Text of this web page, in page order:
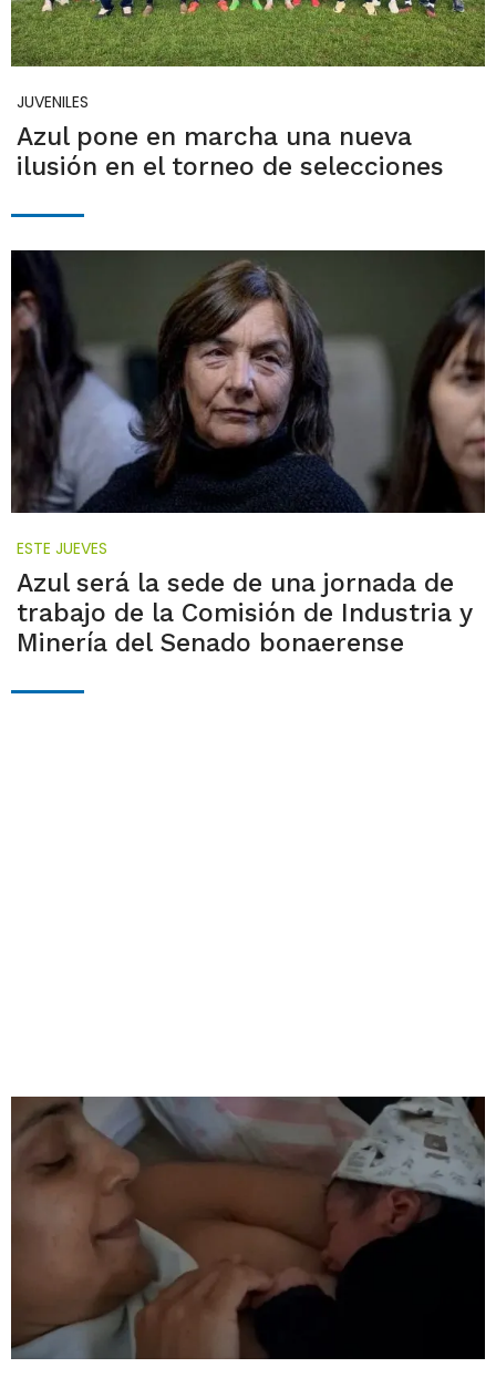
JUVENILES
Azul pone en marcha una nueva
ilusión en el torneo de selecciones
ESTE JUEVES
Azul será la sede de una jornada de
trabajo de la Comisión de Industria y
Minería del Senado bonaerense